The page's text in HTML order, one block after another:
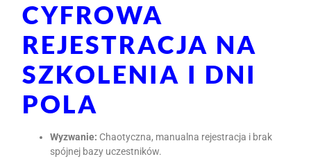
CYFROWA
REJESTRACJA NA
SZKOLENIA I DNI
POLA
Wyzwanie: Chaotyczna, manualna rejestracja i brak
spójnej bazy uczestników.